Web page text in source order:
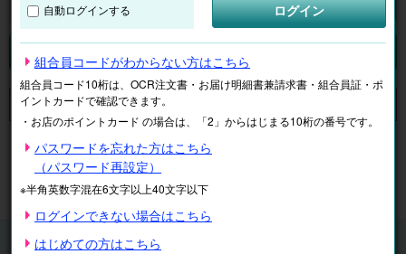
検索
申し訳ございません。 現在、該当商品は、お取扱いしておりません。
マイページ 注文履歴
抽選結果
請求内容
チケット
自動ログインする ログイン
組合員コードがわからない方はこちら
組合員コード10桁は、OCR注文書・お届け明細書兼請求書・組合員証・ポ
イントカードで確認できます。
・お店のポイントカード の場合は、「2」からはじまる10桁の番号です。
パスワードを忘れた方はこちら
（パスワード再設定）
※半角英数字混在6文字以上40文字以下
ログインできない場合はこちら
はじめての方はこちら